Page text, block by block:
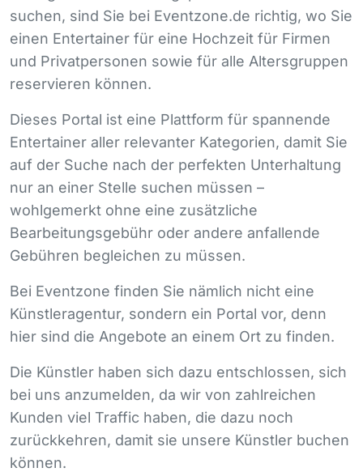
suchen, sind Sie bei Eventzone.de richtig, wo Sie
einen Entertainer für eine Hochzeit für Firmen
und Privatpersonen sowie für alle Altersgruppen
reservieren können.
Dieses Portal ist eine Plattform für spannende
Entertainer aller relevanter Kategorien, damit Sie
auf der Suche nach der perfekten Unterhaltung
nur an einer Stelle suchen müssen –
wohlgemerkt ohne eine zusätzliche
Bearbeitungsgebühr oder andere anfallende
Gebühren begleichen zu müssen.
Bei Eventzone finden Sie nämlich nicht eine
Künstleragentur, sondern ein Portal vor, denn
hier sind die Angebote an einem Ort zu finden.
Die Künstler haben sich dazu entschlossen, sich
bei uns anzumelden, da wir von zahlreichen
Kunden viel Traffic haben, die dazu noch
zurückkehren, damit sie unsere Künstler buchen
können.